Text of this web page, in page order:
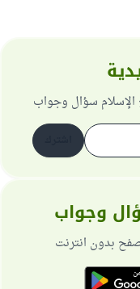
الإسلام سؤال وجواب
وجواب
بدون انترنت